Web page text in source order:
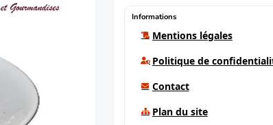
Informations
Mentions légales
Politique de
Contact
Plan du site